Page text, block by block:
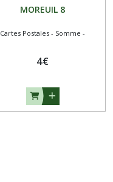
MOREUIL 8
Cartes Postales - Somme -
4€